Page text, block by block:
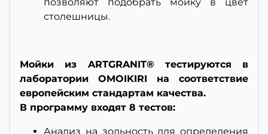
столешницы.
Мойки из ARTGRANIT® тестируются в
лаборатории OMOIKIRI на соответствие
европейским стандартам качества.
В программу входят 8 тестов:
Анализ на зольность для определения